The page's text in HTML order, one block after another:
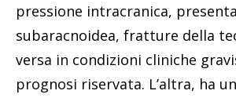
pressione intracranica,
subaracnoidea, fratture della
versa in condizioni cliniche
prognosi riservata. L’altra, ha